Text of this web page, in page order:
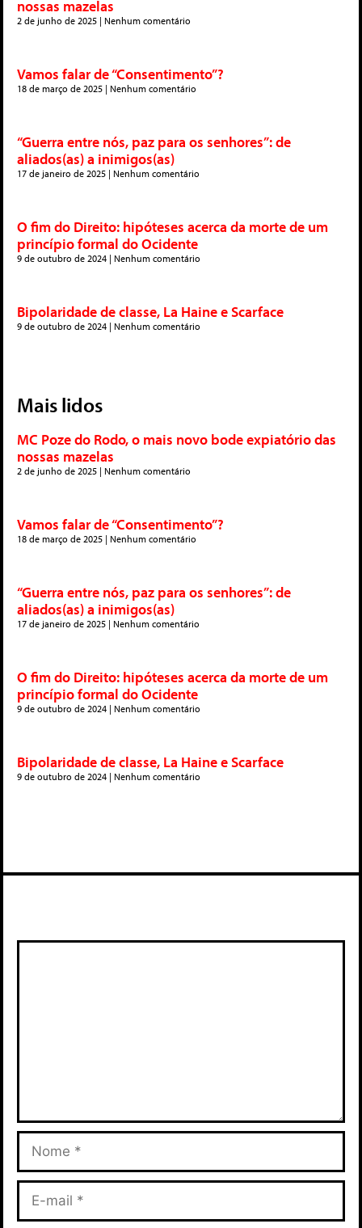
nossas mazelas
2 de junho de 2025 Nenhum comentário
Vamos falar de “Consentimento”?
18 de março de 2025 Nenhum comentário
“Guerra entre nós, paz para os senhores”: de
aliados(as) a inimigos(as)
17 de janeiro de 2025 Nenhum comentário
O fim do Direito: hipóteses acerca da morte de um
princípio formal do Ocidente
9 de outubro de 2024 Nenhum comentário
Bipolaridade de classe, La Haine e Scarface
9 de outubro de 2024 Nenhum comentário
Mais lidos
MC Poze do Rodo, o mais novo bode expiatório das
nossas mazelas
2 de junho de 2025 Nenhum comentário
Vamos falar de “Consentimento”?
18 de março de 2025 Nenhum comentário
“Guerra entre nós, paz para os senhores”: de
aliados(as) a inimigos(as)
17 de janeiro de 2025 Nenhum comentário
O fim do Direito: hipóteses acerca da morte de um
princípio formal do Ocidente
9 de outubro de 2024 Nenhum comentário
Bipolaridade de classe, La Haine e Scarface
9 de outubro de 2024 Nenhum comentário